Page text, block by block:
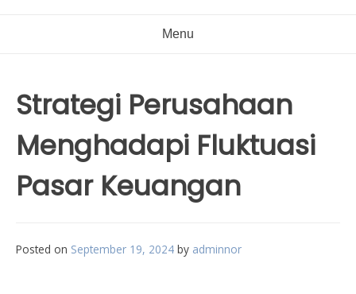
Menu
Strategi Perusahaan
Menghadapi Fluktuasi
Pasar Keuangan
Posted on September 19, 2024 by adminnor